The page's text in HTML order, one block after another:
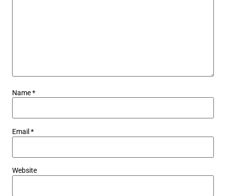
Name*
Email *
Website